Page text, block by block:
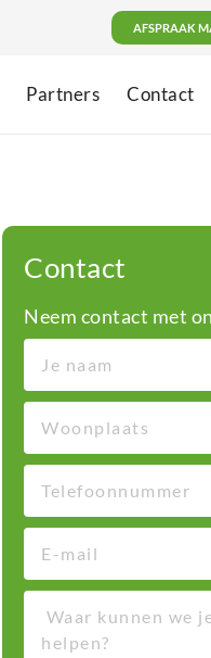
AFSPRAAK
Partners Contact
Contact
Neem contact met